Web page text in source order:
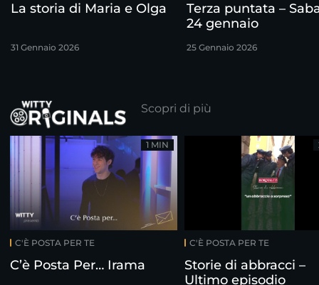
La storia di Maria e Olga
31 Gennaio 2026
Terza puntata –
24 gennaio
25 Gennaio 2026
Scopri di più
C'È POSTA PER TE
C’è Posta Per… Irama
1 MIN
C'È POSTA PER TE
Storie di abbracci –
Ultimo episodio